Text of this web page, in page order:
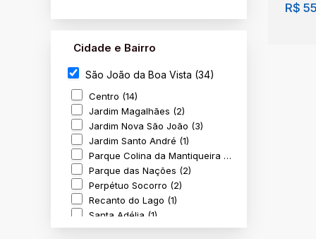
Cidade e Bairro
São João da Boa Vista (34)
Centro (14)
Jardim Magalhães (2)
Jardim Nova São João (3)
Jardim Santo André (1)
Parque Colina da Mantiqueira (4)
Parque das Nações (2)
Perpétuo Socorro (2)
Recanto do Lago (1)
Santa Adélia (1)
São Lázaro (1)
R$